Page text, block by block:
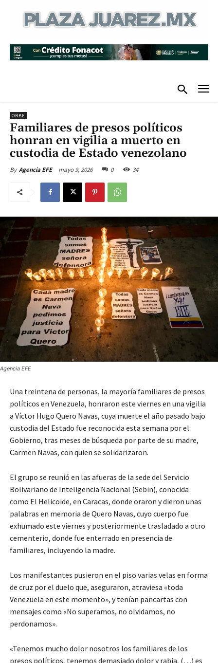
ORBE
Familiares de presos políticos
honran en vigilia a muerto en
custodia de Estado venezolano
By Agencia EFE mayo 9, 2026 0 34
Agencia EFE
Una treintena de personas, la mayoría familiares de presos
políticos en Venezuela, honraron este viernes en una vigilia
a Víctor Hugo Quero Navas, cuya muerte el año pasado bajo
custodia del Estado fue reconocida esta semana por el
Gobierno, tras meses de búsqueda por parte de su madre,
Carmen Navas, con quien se solidarizaron.
El grupo se reunió en las afueras de la sede del Servicio
Bolivariano de Inteligencia Nacional (Sebin), conocida
como El Helicoide, en Caracas, donde oraron y dieron unas
palabras en memoria de Quero Navas, cuyo cuerpo fue
exhumado este viernes y posteriormente trasladado a otro
cementerio, donde fue enterrado en presencia de
familiares, incluyendo la madre.
Los manifestantes pusieron en el piso varias velas en forma
de cruz por el duelo que, aseguraron, atraviesa «toda
Venezuela en este momento», y tenían pancartas con
mensajes como «No superamos, no olvidamos, no
perdonamos».
«Tenemos mucho dolor nosotros los familiares de los
presos políticos, tenemos demasiado dolor y rabia, (…) es